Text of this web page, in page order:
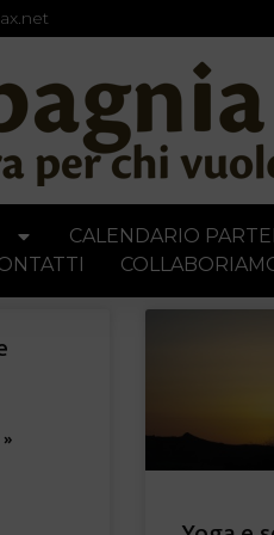
CALENDARIO
»